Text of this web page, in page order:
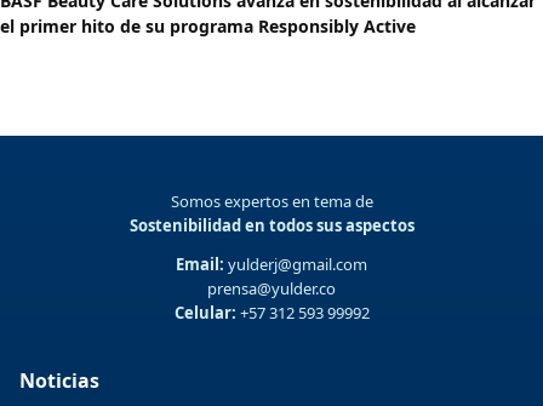
el primer hito de su programa Responsibly Active
Somos expertos en tema de
Sostenibilidad en todos sus aspectos
Email: yulderj@gmail.com
prensa@yulder.co
Celular: +57 312 593 99992
Noticias